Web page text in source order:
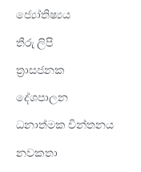
ජ්‍යෝතිෂ්‍යය
තීරු ලිපි
ත්‍රාසජනක
දේශපාලන
ධනාත්මක චින්තනය
නවකතා